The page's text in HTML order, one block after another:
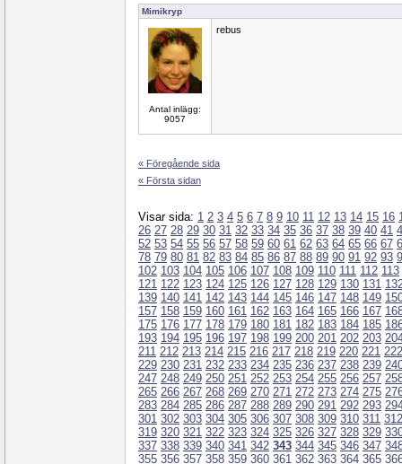
Mimikryp
Antal inlägg:
9057
rebus
« Föregående sida
« Första sidan
Visar sida: 1 2 3 4 5 6 7 8 9 10 11 12 13 14 15 16
26 27 28 29 30 31 32 33 34 35 36 37 38 39 40 41
52 53 54 55 56 57 58 59 60 61 62 63 64 65 66 67
78 79 80 81 82 83 84 85 86 87 88 89 90 91 92 93
102 103 104 105 106 107 108 109 110 111 112 113
121 122 123 124 125 126 127 128 129 130 131
139 140 141 142 143 144 145 146 147 148 149
157 158 159 160 161 162 163 164 165 166 167
175 176 177 178 179 180 181 182 183 184 185
193 194 195 196 197 198 199 200 201 202 203
211 212 213 214 215 216 217 218 219 220 221 222
229 230 231 232 233 234 235 236 237 238 239
247 248 249 250 251 252 253 254 255 256 257
265 266 267 268 269 270 271 272 273 274 275
283 284 285 286 287 288 289 290 291 292 293
301 302 303 304 305 306 307 308 309 310 311 312
319 320 321 322 323 324 325 326 327 328 329
337 338 339 340 341 342 343 344 345 346 347
355 356 357 358 359 360 361 362 363 364 365